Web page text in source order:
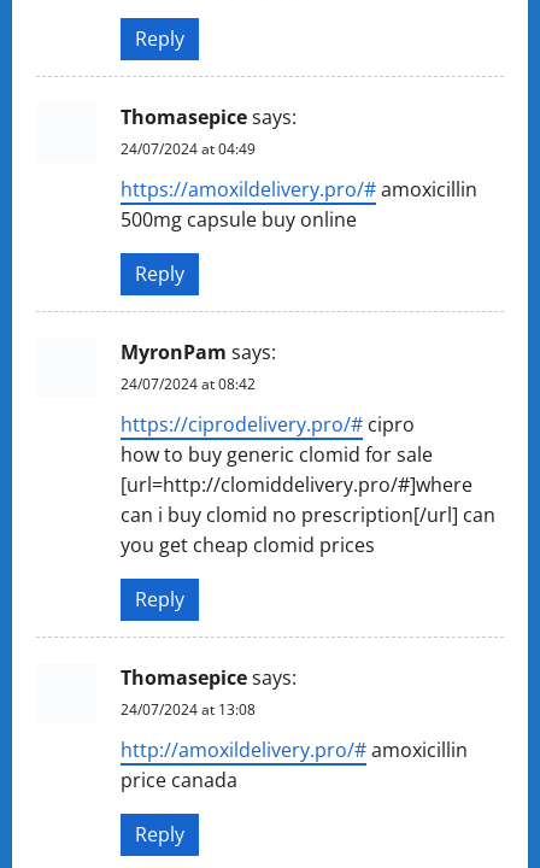
Reply
Thomasepicesays:
24/07/2024 at 04:49
https://amoxildelivery.pro/#amoxicillin
500mg capsule buy online
Reply
MyronPam says:
24/07/2024 at 08:42
https://ciprodelivery.pro/# cipro
how to buy generic clomid for sale
[url=http://clomiddelivery.pro/#]where
can i buy clomid no prescription[/url] can
you get cheap clomid prices
Reply
Thomasepicesays:
24/07/2024 at 13:08
http://amoxildelivery.pro/#amoxicillin
price canada
Reply